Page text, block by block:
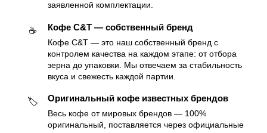
заявленной комплектации.
☕️ Кофе C&T — собственный бренд
Кофе C&T — это наш собственный бренд с
контролем качества на каждом этапе: от отбора
зерна до упаковки. Мы отвечаем за стабильность
вкуса и свежесть каждой партии.
🏷 Оригинальный кофе известных брендов
Весь кофе от мировых брендов — 100%
оригинальный, поставляется через официальные